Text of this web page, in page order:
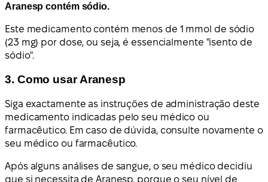
Aranesp contém sódio.
Este medicamento contém menos de 1 mmol de sódio
(23 mg) por dose, ou seja, é essencialmente "isento de
sódio".
3. Como usar Aranesp
Siga exactamente as instruções de administração deste
medicamento indicadas pelo seu médico ou
farmacêutico. Em caso de dúvida, consulte novamente o
seu médico ou farmacêutico.
Após alguns análises de sangue, o seu médico decidiu
que si necessita de Aranesp, porque o seu nível de